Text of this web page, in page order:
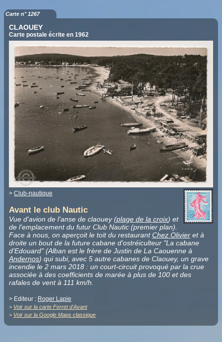
Carte n° 1267
CLAOUEY
Carte postale écrite en 1962
> Club-nautique
Avant le club Nautic
Vue d'avion de l'anse de claouey (plage de la croix) et
de l'emplacement du futur Club Nautic (premier plan).
Face à nous, on aperçoit le toit du restaurantChez Olivier et à
droite un bout de la future cabane d'ostréiculteur "La cabane
d'Edouard" (Alban est le frère de Justin de La Caouenne à
Andernos) qui subi, avec 5 autre cabanes de Claouey, un grave
incendie le 2 mars 2018 : un court-circuit provoqué par la crue
associée à des coefficients de marée à plus de 100 et des
rafales de vent à 111 km/h.
> Editeur : Roger Lapie
> Voir sur la carte Ferret d'Avant
> Voir sur la Google Maps classique